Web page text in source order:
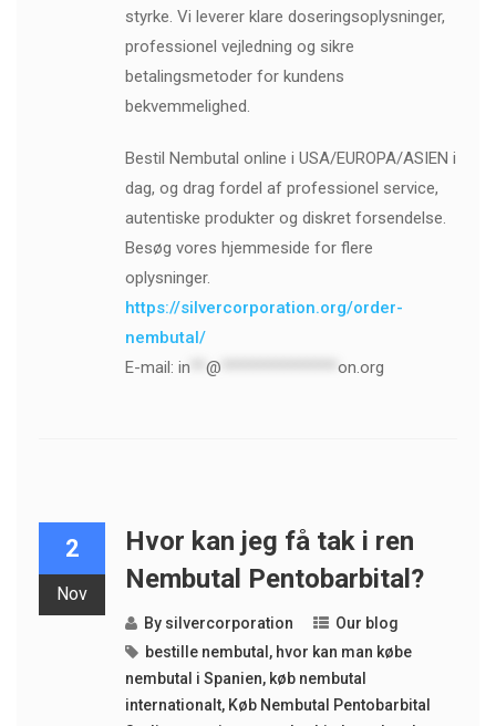
styrke. Vi leverer klare doseringsoplysninger,
professionel vejledning og sikre
betalingsmetoder for kundens
bekvemmelighed.
Bestil Nembutal online i USA/EUROPA/ASIEN i
dag, og drag fordel af professionel service,
autentiske produkter og diskret forsendelse.
Besøg vores hjemmeside for flere
oplysninger.
https://silvercorporation.org/order-
nembutal/
E-mail: in @ on.org
2
Nov
Hvor kan jeg få tak i ren
Nembutal Pentobarbital?
By silvercorporation
Our blog
bestille nembutal , hvor kan man købe
nembutal i Spanien, køb nembutal
internationalt, Køb Nembutal Pentobarbital